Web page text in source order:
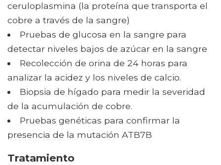
ceruloplasmina (la proteína que transporta el
cobre a través de la sangre)
Pruebas de glucosa en la sangre para
detectar niveles bajos de azúcar en la sangre
Recolección de orina de 24 horas para
analizar la acidez y los niveles de calcio.
Biopsia de hígado para medir la severidad
de la acumulación de cobre.
Pruebas genéticas para confirmar la
presencia de la mutación ATB7B
Tratamiento